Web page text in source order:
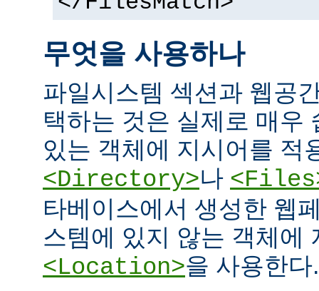
무엇을 사용하나
파일시스템 섹션과 웹공
택하는 것은 실제로 매우
있는 객체에 지시어를 적
<Directory>나
타베이스에서 생성한 웹
스템에 있지 않는 객체에
<Location>을 사용한다.